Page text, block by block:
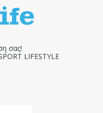
σας!
LIFESTYLE